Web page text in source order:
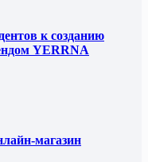
к созданию
YERRNA
магазин